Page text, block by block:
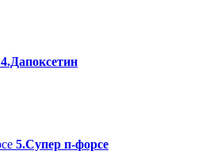
4.Дапоксетин
5.Супер п-форсе